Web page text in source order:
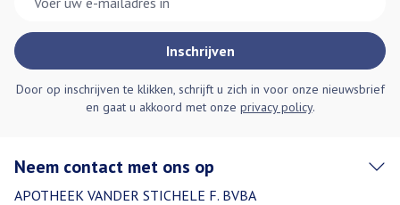
Inschrijven
Door op inschrijven te klikken, schrijft u zich in voor onze nieuwsbrief
en gaat u akkoord met onze privacy policy.
Neem contact met ons op
APOTHEEK VANDER STICHELE F. BVBA